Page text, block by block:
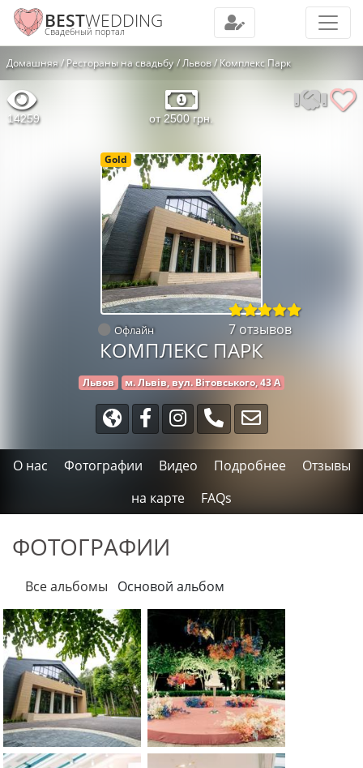
BESTWEDDING
Свадебный портал
Домашняя Рестораны на свадьбу Львов Комплекс Парк
14259 от 2500 грн.
Gold
Офлайн 7 отзывов
КОМПЛЕКС ПАРК
Львов м. Львів, вул. Вітовського, 43 А
О нас Фотографии Видео Подробнее
Отзывы
на карте
FAQs
ФОТОГРАФИИ
Все альбомы Основой альбом